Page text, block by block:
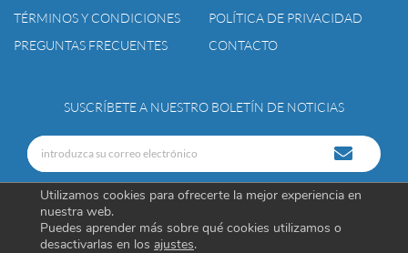
TÉRMINOS Y CONDICIONES
POLÍTICA DE PRIVACIDAD
PREGUNTAS FRECUENTES
CONTACTO
SUSCRÍBETE A NUESTRO BOLETÍN DE NOTICIAS
Utilizamos cookies para ofrecerte la mejor experiencia en
nuestra web.
Puedes aprender más sobre qué cookies utilizamos o
desactivarlas en los ajustes.